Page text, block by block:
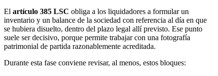
El artículo 385 LSC obliga a los liquidadores a formular un
inventario y un balance de la sociedad con referencia al día en que
se hubiera disuelto, dentro del plazo legal allí previsto. Ese punto
suele ser decisivo, porque permite trabajar con una fotografía
patrimonial de partida razonablemente acreditada.
Durante esta fase conviene revisar, al menos, estos bloques: